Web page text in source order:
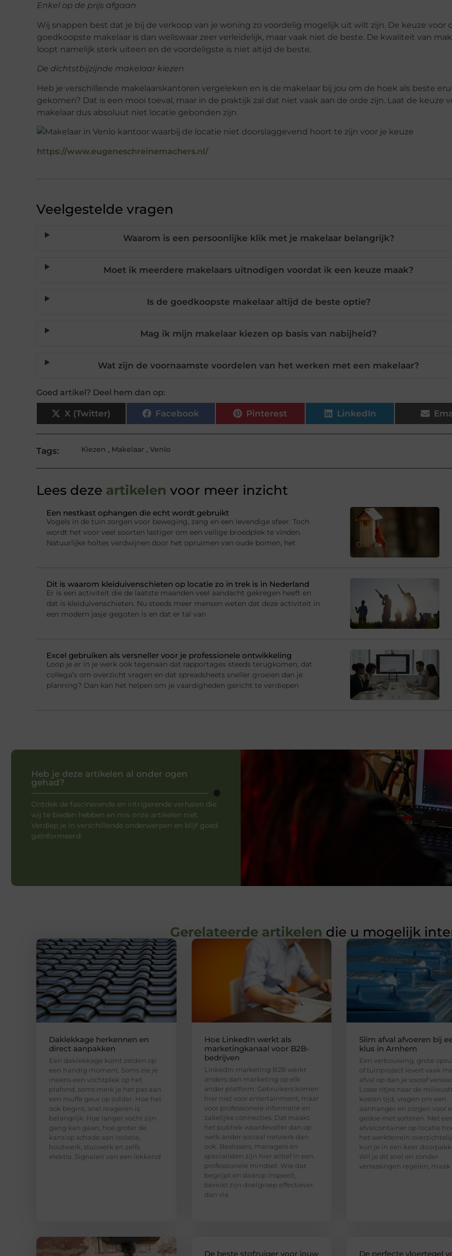
Enkel op de prijs afgaan
Wij snappen best dat je bij de verkoop van je woning zo voordelig mogelijk uit wilt zijn. De keuze voor
goedkoopste makelaar is dan weliswaar zeer verleidelijk, maar vaak niet de beste. De kwaliteit van
loopt namelijk sterk uiteen en de voordeligste is niet altijd de beste.
De dichtstbijzijnde makelaar kiezen
Heb je verschillende makelaarskantoren vergeleken en is de makelaar bij jou om de hoek als beste
gekomen? Dat is een mooi toeval, maar in de praktijk zal dat niet vaak aan de orde zijn. Laat de keuze
makelaar dus absoluut niet locatie gebonden zijn.
https://www.eugeneschreinemachers.nl/
Veelgestelde vragen
Waarom is een persoonlijke klik met je makelaar belangrijk?
Moet ik meerdere makelaars uitnodigen voordat ik een keuze maak?
Is de goedkoopste makelaar altijd de beste optie?
Mag ik mijn makelaar kiezen op basis van nabijheid?
Wat zijn de voornaamste voordelen van het werken met een makelaar?
Goed artikel? Deel hem dan op:
X (Twitter) Facebook Pinterest LinkedIn
Tags: Kiezen , Makelaar , Venlo
Lees deze artikelen voor meer inzicht
Een nestkast ophangen die echt wordt gebruikt
Vogels in de tuin zorgen voor beweging, zang en een levendige sfeer. Toch
wordt het voor veel soorten lastiger om een veilige broedplek te vinden.
Natuurlijke holtes verdwijnen door het opruimen van oude bomen, het
Dit is waarom kleiduivenschieten op locatie zo in trek is in Nederland
Er is een activiteit die de laatste maanden veel aandacht gekregen heeft en
dat is kleiduivenschieten. Nu steeds meer mensen weten dat deze activiteit in
een modern jasje gegoten is en dat er tal van
Excel gebruiken als versneller voor je professionele ontwikkeling
Loop je er in je werk ook tegenaan dat rapportages steeds terugkomen, dat
collega’s om overzicht vragen en dat spreadsheets sneller groeien dan je
planning? Dan kan het helpen om je vaardigheden gericht te verdiepen
Heb je deze artikelen al onder ogen
gehad?
Ontdek de fascinerende en intrigerende verhalen die
wij te bieden hebben en mis onze artikelen niet.
Verdiep je in verschillende onderwerpen en blijf goed
geïnformeerd!
Gerelateerde artikelen die u mogelijk
Daklekkage herkennen en
direct aanpakken
Een daklekkage komt zelden op
een handig moment. Soms zie je
ineens een vochtplek op het
plafond, soms merk je het pas aan
een muffe geur op zolder. Hoe het
ook begint, snel reageren is
belangrijk. Hoe langer vocht zijn
gang kan gaan, hoe groter de
kans op schade aan isolatie,
houtwerk, stucwerk en zelfs
elektra. Signalen van een lekkend
Hoe LinkedIn werkt als
marketingkanaal voor B2B-
bedrijven
LinkedIn marketing B2B werkt
anders dan marketing op elk
ander platform. Gebruikers komen
hier niet voor entertainment, maar
voor professionele informatie en
zakelijke connecties. Dat maakt
het publiek waardevoller dan op
welk ander sociaal netwerk dan
ook. Beslissers, managers en
specialisten zijn hier actief in een
professionele mindset. Wie dat
begrijpt en daarop inspeelt,
bereikt zijn doelgroep effectiever
dan via
Slim afval afvoeren bij
klus in Arnhem
Een verbouwing, grote
of tuinproject levert vaak
afval op dan je vooraf
Losse ritjes naar de
kosten tijd, vragen om een
aanhanger en zorgen voor
gedoe met sorteren. Met
afvalcontainer op locatie
het werkterrein
kun je in een keer
Wil je dit snel en zonder
verrassingen regelen,
De beste stofzuiger voor jouw De perfecte vloertegel